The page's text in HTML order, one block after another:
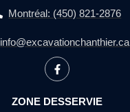
Montréal: (450) 821-2876
info@excavationchanthier.ca
ZONE DESSERVIE